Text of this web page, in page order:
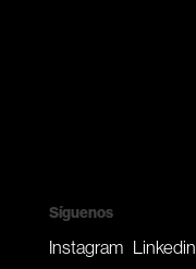
Síguenos
Instagram Linkedin